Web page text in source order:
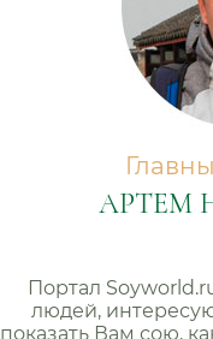
АРТЕМ
Портал
людей,
показать Вам сою,